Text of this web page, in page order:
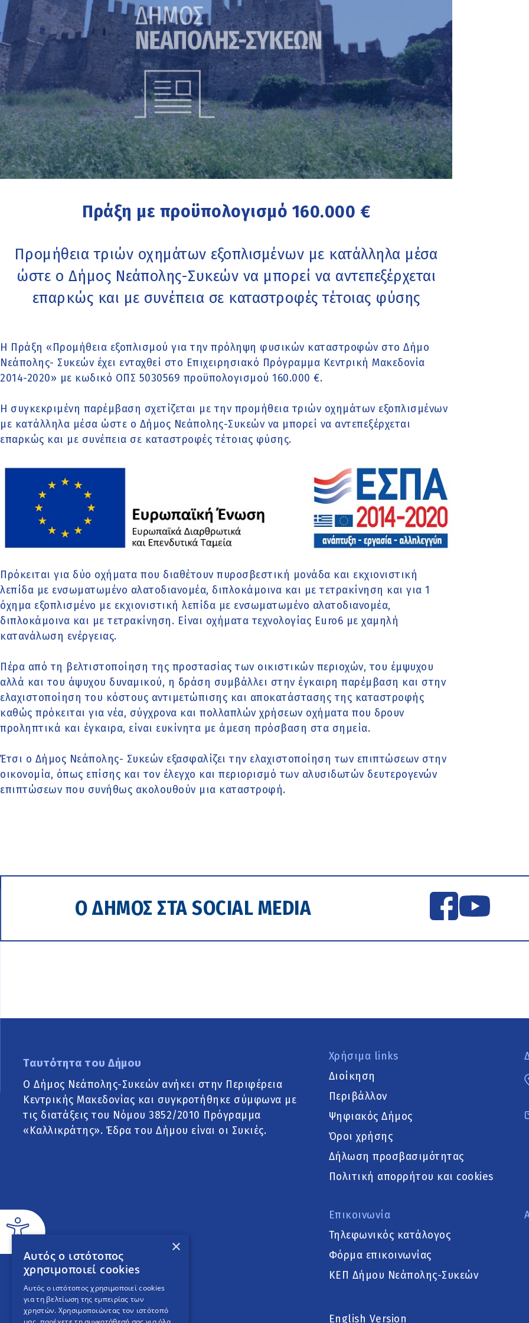
Πράξη με προϋπολογισμό 160.000 €
Προμήθεια τριών οχημάτων εξοπλισμένων με κατάλληλα μέσα
ώστε ο Δήμος Νεάπολης-Συκεών να μπορεί να αντεπεξέρχεται
επαρκώς και με συνέπεια σε καταστροφές τέτοιας φύσης
Η Πράξη «Προμήθεια εξοπλισμού για την πρόληψη φυσικών καταστροφών στο Δήμο
Νεάπολης- Συκεών έχει ενταχθεί στο Επιχειρησιακό Πρόγραμμα Κεντρική Μακεδονία
2014-2020» με κωδικό ΟΠΣ 5030569 προϋπολογισμού 160.000 €.
Η συγκεκριμένη παρέμβαση σχετίζεται με την προμήθεια τριών οχημάτων εξοπλισμένων
με κατάλληλα μέσα ώστε ο Δήμος Νεάπολης-Συκεών να μπορεί να αντεπεξέρχεται
επαρκώς και με συνέπεια σε καταστροφές τέτοιας φύσης.
Πρόκειται για δύο οχήματα που διαθέτουν πυροσβεστική μονάδα και εκχιονιστική
λεπίδα με ενσωματωμένο αλατοδιανομέα, διπλοκάμοινα και με τετρακίνηση και για 1
όχημα εξοπλισμένο με εκχιονιστική λεπίδα με ενσωματωμένο αλατοδιανομέα,
διπλοκάμοινα και με τετρακίνηση. Είναι οχήματα τεχνολογίας Euro6 με χαμηλή
κατανάλωση ενέργειας.
Πέρα από τη βελτιστοποίηση της προστασίας των οικιστικών περιοχών, του έμψυχου
αλλά και του άψυχου δυναμικού, η δράση συμβάλλει στην έγκαιρη παρέμβαση και στην
ελαχιστοποίηση του κόστους αντιμετώπισης και αποκατάστασης της καταστροφής
καθώς πρόκειται για νέα, σύγχρονα και πολλαπλών χρήσεων οχήματα που δρουν
προληπτικά και έγκαιρα, είναι ευκίνητα με άμεση πρόσβαση στα σημεία.
Έτσι ο Δήμος Νεάπολης- Συκεών εξασφαλίζει την ελαχιστοποίηση των επιπτώσεων στην
οικονομία, όπως επίσης και τον έλεγχο και περιορισμό των αλυσιδωτών δευτερογενών
επιπτώσεων που συνήθως ακολουθούν μια καταστροφή.
Ο ΔΗΜΟΣ ΣΤΑ SOCIAL MEDIA
Ταυτότητα του Δήμου
Ο Δήμος Νεάπολης-Συκεών ανήκει στην Περιφέρεια
Κεντρικής Μακεδονίας και συγκροτήθηκε σύμφωνα με
τις διατάξεις του Νόμου 3852/2010 Πρόγραμμα
«Καλλικράτης». Έδρα του Δήμου είναι οι Συκιές.
Χρήσιμα links
Διοίκηση
Περιβάλλον
Ψηφιακός Δήμος
Όροι χρήσης
Δήλωση προσβασιμότητας
Πολιτική απορρήτου και cookies
Επικοινωνία
Τηλεφωνικός κατάλογος
Φόρμα επικοινωνίας
ΚΕΠ Δήμου Νεάπολης-Συκεών
English Version
×
Αυτός ο ιστότοπος
χρησιμοποιεί cookies
Αυτός ο ιστότοπος χρησιμοποιεί cookies
για τη βελτίωση της εμπειρίας των
χρηστών. Χρησιμοποιώντας τον ιστότοπό